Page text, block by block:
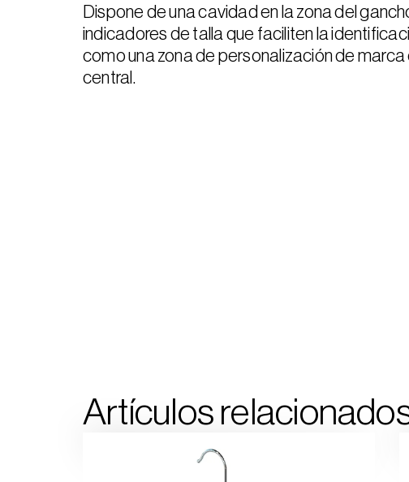
Dispone de una cavidad en la zona del
indicadores de talla que faciliten la
como una zona de personalización de marca
central.
Artículos